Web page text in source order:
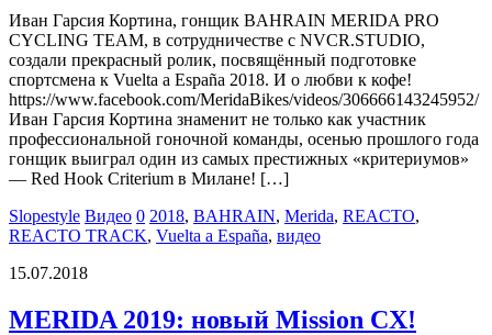
Иван Гарсия Кортина, гонщик BAHRAIN MERIDA PRO
CYCLING TEAM, в сотрудничестве с NVCR.STUDIO,
создали прекрасный ролик, посвящённый подготовке
спортсмена к Vuelta a España 2018. И о любви к кофе!
https://www.facebook.com/MeridaBikes/videos/306666143245952/
Иван Гарсия Кортина знаменит не только как участник
профессиональной гоночной команды, осенью прошлого года
гонщик выиграл один из самых престижных «критериумов»
— Red Hook Criterium в Милане! […]
Slopestyle Видео 0 2018, BAHRAIN, Merida, REACTO,
REACTO TRACK, Vuelta a España, видео
15.07.2018
MERIDA 2019: новый Mission CX!